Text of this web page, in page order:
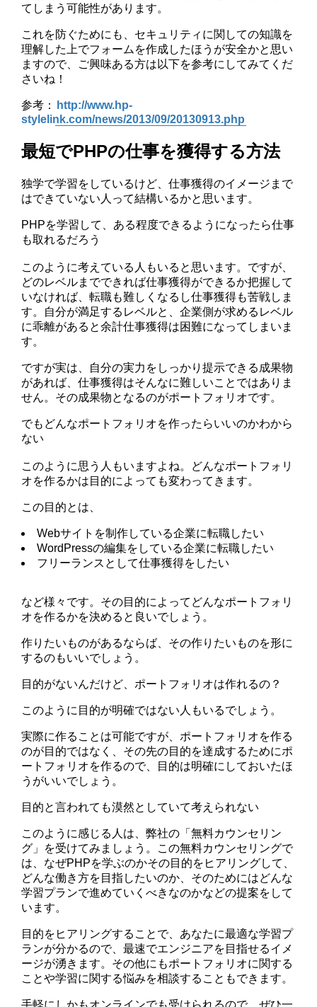
てしまう可能性があります。
これを防ぐためにも、セキュリティに関しての知識を
理解した上でフォームを作成したほうが安全かと思い
ますので、ご興味ある方は以下を参考にしてみてくだ
さいね！
参考：
http://www.hp-
stylelink.com/news/2013/09/20130913.php
最短でPHPの仕事を獲得する方法
独学で学習をしているけど、仕事獲得のイメージまで
はできていない人って結構いるかと思います。
PHPを学習して、ある程度できるようになったら仕事
も取れるだろう
このように考えている人もいると思います。ですが、
どのレベルまでできれば仕事獲得ができるか把握して
いなければ、転職も難しくなるし仕事獲得も苦戦しま
す。自分が満足するレベルと、企業側が求めるレベル
に乖離があると余計仕事獲得は困難になってしまいま
す。
ですが実は、自分の実力をしっかり提示できる成果物
があれば、仕事獲得はそんなに難しいことではありま
せん。その成果物となるのがポートフォリオです。
でもどんなポートフォリオを作ったらいいのかわから
ない
このように思う人もいますよね。どんなポートフォリ
オを作るかは目的によっても変わってきます。
この目的とは、
Webサイトを制作している企業に転職したい
WordPressの編集をしている企業に転職したい
フリーランスとして仕事獲得をしたい
など様々です。その目的によってどんなポートフォリ
オを作るかを決めると良いでしょう。
作りたいものがあるならば、その作りたいものを形に
するのもいいでしょう。
目的がないんだけど、ポートフォリオは作れるの？
このように目的が明確ではない人もいるでしょう。
実際に作ることは可能ですが、ポートフォリオを作る
のが目的ではなく、その先の目的を達成するためにポ
ートフォリオを作るので、目的は明確にしておいたほ
うがいいでしょう。
目的と言われても漠然としていて考えられない
このように感じる人は、弊社の「無料カウンセリン
グ」を受けてみましょう。この無料カウンセリングで
は、なぜPHPを学ぶのかその目的をヒアリングして、
どんな働き方を目指したいのか、そのためにはどんな
学習プランで進めていくべきなのかなどの提案をして
います。
目的をヒアリングすることで、あなたに最適な学習プ
ランが分かるので、最速でエンジニアを目指せるイメ
ージが湧きます。その他にもポートフォリオに関する
ことや学習に関する悩みを相談することもできます。
手軽にしかもオンラインでも受けられるので、ぜひ一